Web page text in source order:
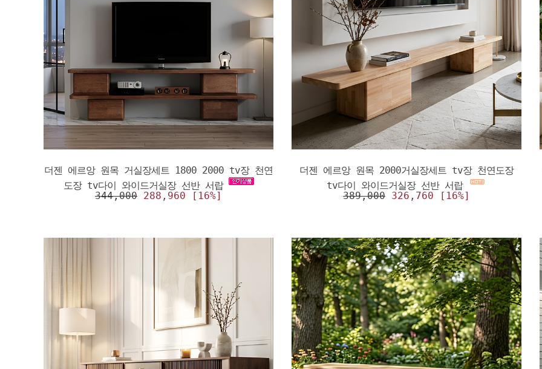
더젠 에르앙 원목 거실장세트 1800 2000 tv장 천연
도장 tv다이 와이드거실장 선반 서랍
344,000 288,960 [16%]
더젠 에르앙 원목 2000거실장세트 tv장 천연도장
tv다이 와이드거실장 선반 서랍
389,000 326,760 [16%]